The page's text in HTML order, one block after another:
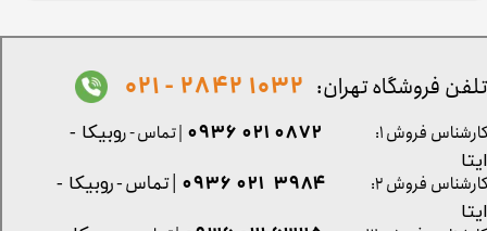
تلفن فروشگاه تهران: 1032 2842 - 021
کارشناس فروش ۱: 0872 021 0936 | تماس - روبیکا -
ایتا
کارشناس فروش ۲:
۳۹۸۴ ۰۲۱ ۰۹۳۶ | تماس - روبیکا -
ایتا